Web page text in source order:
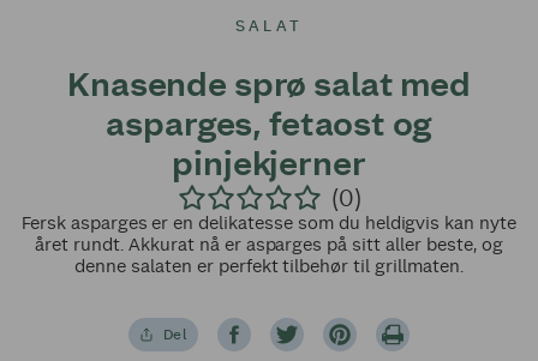
SALAT
Knasende sprø salat med
asparges, fetaost og
pinjekjerner
(0)
Fersk asparges er en delikatesse som du heldigvis kan nyte
året rundt. Akkurat nå er asparges på sitt aller beste, og
denne salaten er perfekt tilbehør til grillmaten.
Del